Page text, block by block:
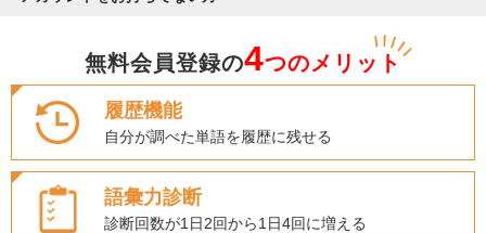
無料会員登録の4つのメリット
履歴機能
自分が調べた単語を履歴に残せる
語彙力診断
診断回数が1日2回から1日4回に増える